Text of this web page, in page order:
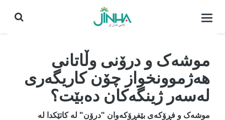
كردنه‌وه‌ی
موشەک و درۆنی وڵاتانی
هەژموونخواز چۆن کاریگەری
لەسەر ژینگەکان دەبێت؟
موشەک و فڕۆکەی بێفڕۆکەوان "درۆن" لە کاتێکدا لە